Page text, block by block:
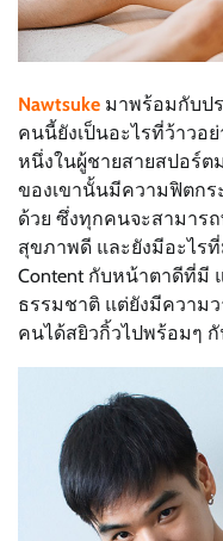
Nawtsuke มาพร้อมกับป
คนนี้ยังเป็นอะไรที่ว้าวอ
หนึ่งในผู้ชายสายสปอร์ต
ของเขานั้นมีความฟิตกร
ด้วย ซึ่งทุกคนจะสามารถ
สุขภาพดี และยังมีอะไร
Content กับหน้าตาดีที่มี
ธรรมชาติ แต่ยังมีความ
คนได้สยิวกิ้วไปพร้อมๆ กั